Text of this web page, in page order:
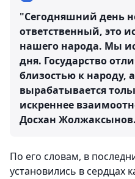
"Сегодняшний день
ответственный, это
нашего народа. Мы
дня. Государство
близостью к народу,
вырабатывается
искреннее
Досхан Жолжаксынов.
По его словам, в
установились в сердцах